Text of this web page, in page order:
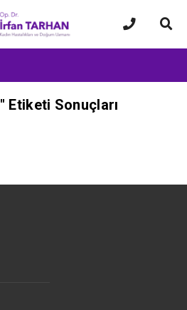
" Etiketi Sonuçları